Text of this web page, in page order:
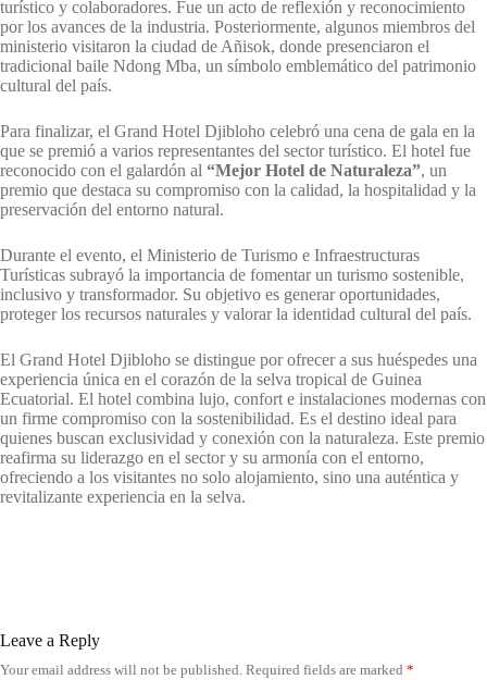
turístico y colaboradores. Fue un acto de reflexión y reconocimiento
por los avances de la industria. Posteriormente, algunos miembros del
ministerio visitaron la ciudad de Añisok, donde presenciaron el
tradicional baile Ndong Mba, un símbolo emblemático del patrimonio
cultural del país.
Para finalizar, el Grand Hotel Djibloho celebró una cena de gala en la
que se premió a varios representantes del sector turístico. El hotel fue
reconocido con el galardón al “Mejor Hotel de Naturaleza”, un
premio que destaca su compromiso con la calidad, la hospitalidad y la
preservación del entorno natural.
Durante el evento, el Ministerio de Turismo e Infraestructuras
Turísticas subrayó la importancia de fomentar un turismo sostenible,
inclusivo y transformador. Su objetivo es generar oportunidades,
proteger los recursos naturales y valorar la identidad cultural del país.
El Grand Hotel Djibloho se distingue por ofrecer a sus huéspedes una
experiencia única en el corazón de la selva tropical de Guinea
Ecuatorial. El hotel combina lujo, confort e instalaciones modernas con
un firme compromiso con la sostenibilidad. Es el destino ideal para
quienes buscan exclusividad y conexión con la naturaleza. Este premio
reafirma su liderazgo en el sector y su armonía con el entorno,
ofreciendo a los visitantes no solo alojamiento, sino una auténtica y
revitalizante experiencia en la selva.
Leave a Reply
Your email address will not be published. Required fields are marked *